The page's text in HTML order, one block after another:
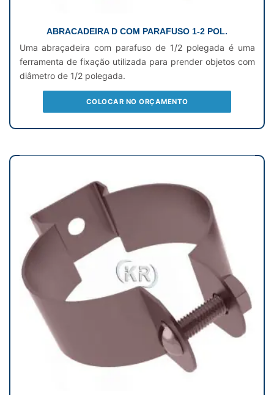
ABRACADEIRA D COM PARAFUSO 1-2 POL.
Uma abraçadeira com parafuso de 1/2 polegada é uma
ferramenta de fixação utilizada para prender objetos com
diâmetro de 1/2 polegada.
COLOCAR NO ORÇAMENTO